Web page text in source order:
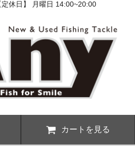
休日】 月曜日 14:00~20:00
カートを見る